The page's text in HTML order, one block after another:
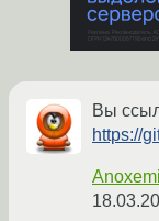
Вы
https://